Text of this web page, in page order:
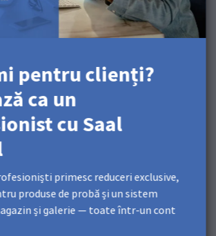
ul dvs. este acum agățat pe perete.
subcadrul din aluminiu
pentru clienți?
ca un
cu Saal
primesc reduceri exclusive,
produse de probă și un sistem
și galerie — toate într-un cont